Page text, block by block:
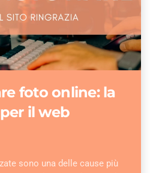
foto online: la
il web
sono una delle cause più